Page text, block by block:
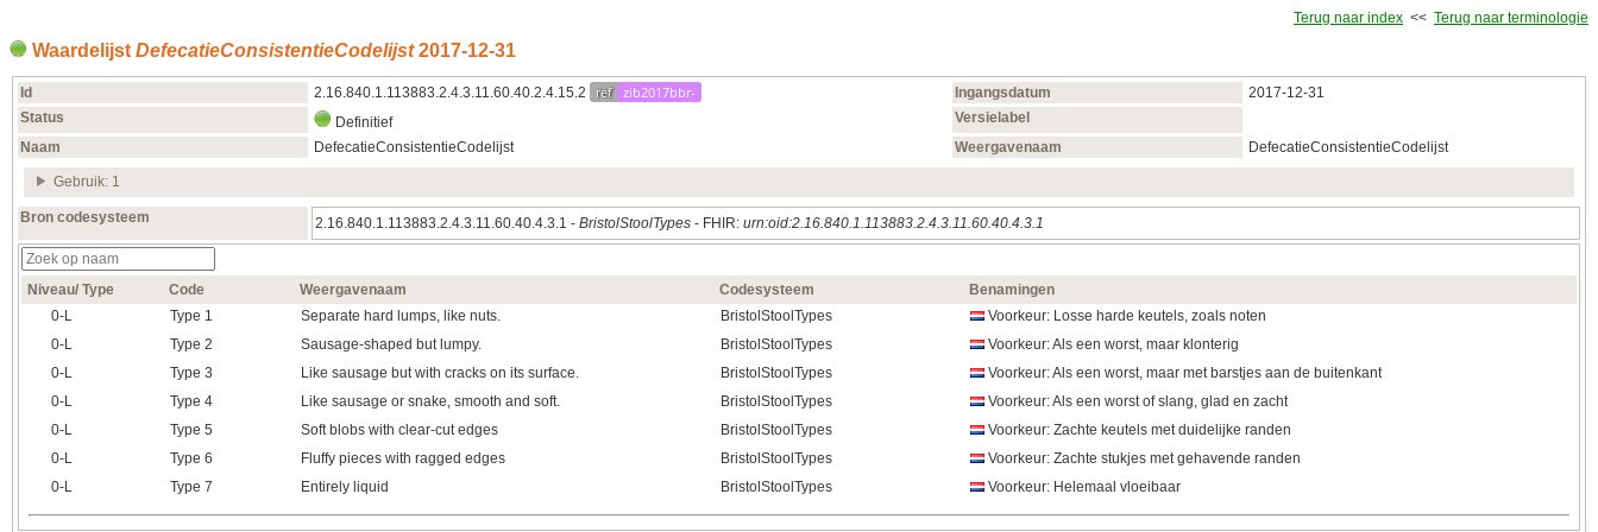
Terug naar index << Terug naar terminologie
Waardelijst DefecatieConsistentieCodelijst2017‑12‑31
Id 2.16.840.1.113883.2.4.3.11.60.40.2.4.15.2 ref zib2017bbr- Ingangsdatum
2017‑12‑31
Status
Definitief
Versielabel
Naam
DefecatieConsistentieCodelijst Weergavenaam DefecatieConsistentieCodelijst
Gebruik: 1
Bron codesysteem 2.16.840.1.113883.2.4.3.11.60.40.4.3.1 - BristolStoolTypes - FHIR: urn:oid:2.16.840.1.113883.2.4.3.11.60.40.4.3.1
Niveau/ Type Code Weergavenaam Codesysteem
Benamingen
0‑L
Type 1 Separate hard lumps, like nuts. BristolStoolTypes
Voorkeur: Losse harde keutels, zoals noten
0‑L
Type 2 Sausage-shaped but lumpy. BristolStoolTypes
Voorkeur: Als een worst, maar klonterig
0‑L
Type 3 Like sausage but with cracks on its surface. BristolStoolTypes
Voorkeur: Als een worst, maar met barstjes aan de buitenkant
0‑L
Type 4 Like sausage or snake, smooth and soft. BristolStoolTypes
Voorkeur: Als een worst of slang, glad en zacht
0‑L
Type 5 Soft blobs with clear-cut edges BristolStoolTypes
Voorkeur: Zachte keutels met duidelijke randen
0‑L
Type 6 Fluffy pieces with ragged edges BristolStoolTypes
Voorkeur: Zachte stukjes met gehavende randen
0‑L
Type 7 Entirely liquid BristolStoolTypes Voorkeur: Helemaal vloeibaar